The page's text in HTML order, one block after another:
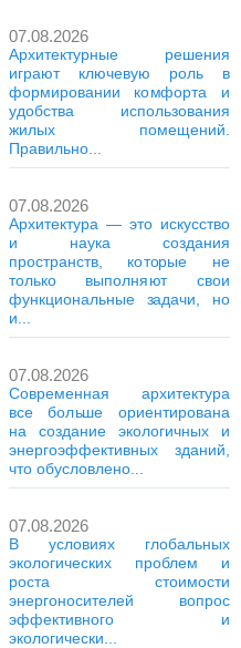
07.08.2026
Архитектурные решения
играют ключевую роль в
формировании комфорта и
удобства использования
жилых помещений.
Правильно...
07.08.2026
Архитектура — это искусство
и наука создания
пространств, которые не
только выполняют свои
функциональные задачи, но
и...
07.08.2026
Современная архитектура
все больше ориентирована
на создание экологичных и
энергоэффективных зданий,
что обусловлено...
07.08.2026
В условиях глобальных
экологических проблем и
роста стоимости
энергоносителей вопрос
эффективного и
экологически...